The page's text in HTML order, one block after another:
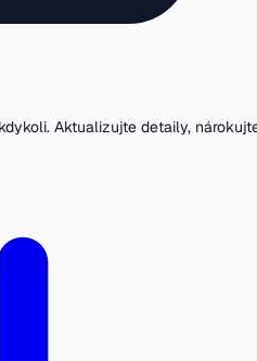
Aktualizujte detaily,